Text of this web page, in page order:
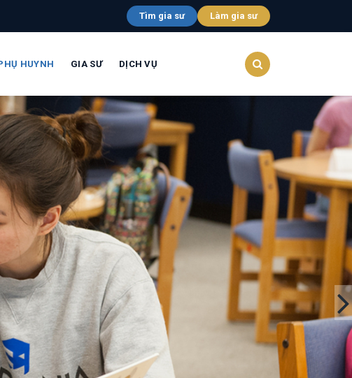
Tìm gia sư Làm gia sư
HUYNH GIA SƯ DỊCH VỤ